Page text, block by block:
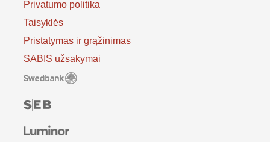
Privatumo politika
Taisyklės
Pristatymas ir grąžinimas
SABIS užsakymai